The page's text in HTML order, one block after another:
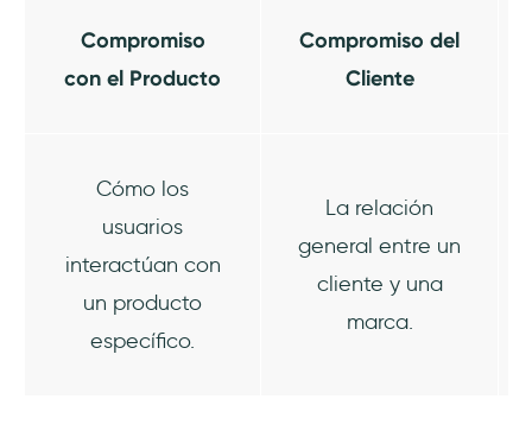
Compromiso
con el Producto
Compromiso del
Cliente
Cómo los
usuarios
interactúan con
un producto
específico.
La relación
general entre un
cliente y una
marca.